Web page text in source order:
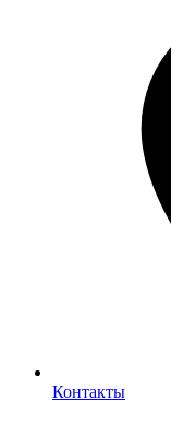
Контакты